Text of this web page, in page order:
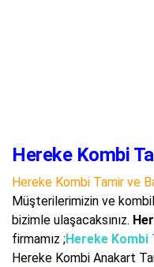
Hereke Kombi
Hereke Kombi Tamir ve
Müşterilerimizin ve
bizimle ulaşacaksınız.
firmamız ;Hereke Kombi
Hereke Kombi Anakart